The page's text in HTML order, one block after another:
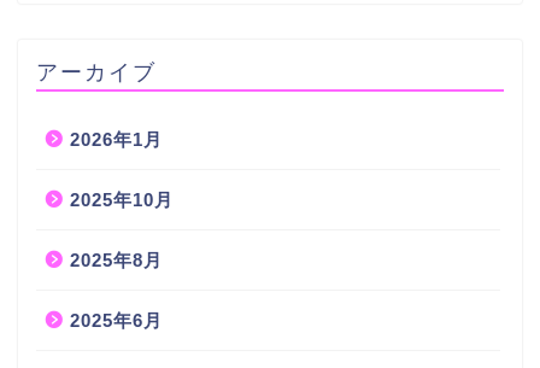
アーカイブ
2026年1月
2025年10月
2025年8月
2025年6月